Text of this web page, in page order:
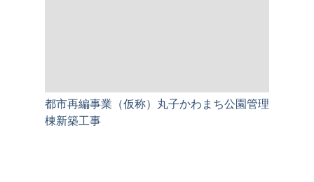
都市再編事業（仮称）丸子かわまち公園管理
棟新築工事